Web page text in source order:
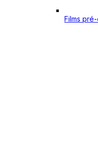
Films